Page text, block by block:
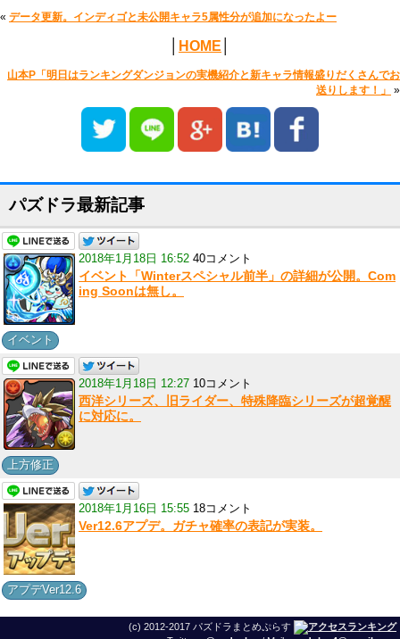
« データ更新。インディゴと未公開キャラ5属性分が追加になったよー
HOME
山本P「明日はランキングダンジョンの実機紹介と新キャラ情報盛りだくさんでお
送りします！」
»
パズドラ最新記事
2018年1月18日 16:52 40コメント
イベント「Winterスペシャル前半」の詳細が公開。Com
ing Soonは無し。
イベント
2018年1月18日 12:27 10コメント
西洋シリーズ、旧ライダー、特殊降臨シリーズが超覚醒
に対応に。
上方修正
2018年1月16日 15:55 18コメント
Ver12.6アプデ。ガチャ確率の表記が実装。
アプデVer12.6
(c) 2012-2017 パズドラまとめぷらす